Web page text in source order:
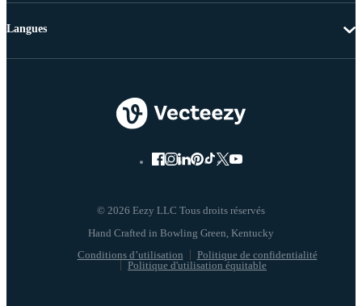
© 2026 Eezy LLC Tous droits réservés
Conditions d’utilisation
Politique de confidentialité
Politique d'utilisation équitable
Langues